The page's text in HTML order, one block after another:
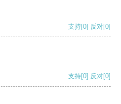
支持[0] 反对[0]
支持[0] 反对[0]